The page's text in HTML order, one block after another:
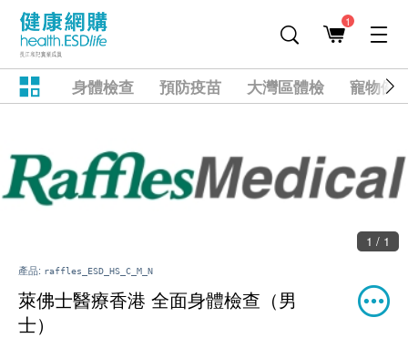
1
身體檢查 預防疫苗 大灣區體檢 寵物健
1 / 1
產品: raffles_ESD_HS_C_M_N
萊佛士醫療香港 全面身體檢查（男
士）